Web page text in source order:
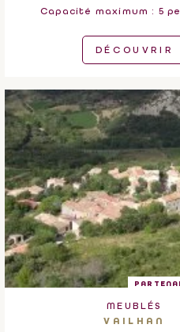
Capacité maximum : 5
DÉCOUVRIR
MEUBLÉS
VAILHAN